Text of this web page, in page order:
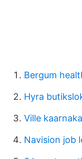
Bergum
Hyra
Ville
Navision job